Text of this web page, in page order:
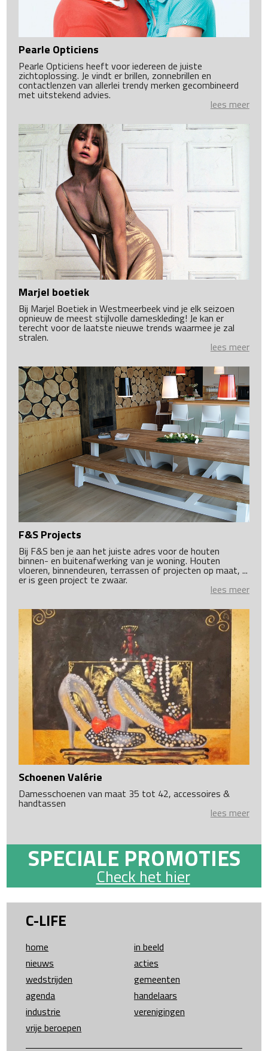
Pearle Opticiens
Pearle Opticiens heeft voor iedereen de juiste
zichtoplossing. Je vindt er brillen, zonnebrillen en
contactlenzen van allerlei trendy merken gecombineerd
met uitstekend advies.
lees meer
Marjel boetiek
Bij Marjel Boetiek in Westmeerbeek vind je elk seizoen
opnieuw de meest stijlvolle dameskleding! Je kan er
terecht voor de laatste nieuwe trends waarmee je zal
stralen.
lees meer
F&S Projects
Bij F&S ben je aan het juiste adres voor de houten
binnen- en buitenafwerking van je woning. Houten
vloeren, binnendeuren, terrassen of projecten op maat, ...
er is geen project te zwaar.
lees meer
Schoenen Valérie
Damesschoenen van maat 35 tot 42, accessoires &
handtassen
lees meer
SPECIALE PROMOTIES
Check het hier
C-LIFE
home
in beeld
nieuws
acties
wedstrijden
gemeenten
agenda
handelaars
industrie
verenigingen
vrije beroepen